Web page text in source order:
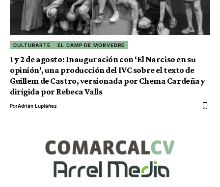
CULTURARTE EL CAMP DE MORVEDRE
1 y 2 de agosto: Inauguración con ‘El Narciso en su
opinión’, una producción del IVC sobre el texto de
Guillem de Castro, versionada por Chema Cardeña y
dirigida por Rebeca Valls
PorAdrián Lupiáñez